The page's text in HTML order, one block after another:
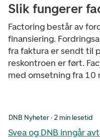
Slik fungerer
Factoring består av
finansiering.
fra faktura er sendt til
reskontroen er ført.
med omsetning fra 10
DNB Nyheter · 2 min lesetid
Svea og DNB inngår